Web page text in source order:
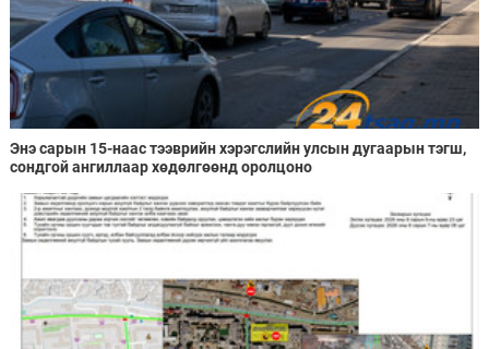
Энэ сарын 15-наас тээврийн хэрэгслийн улсын дугаарын тэгш,
сондгой ангиллаар хөдөлгөөнд оролцоно